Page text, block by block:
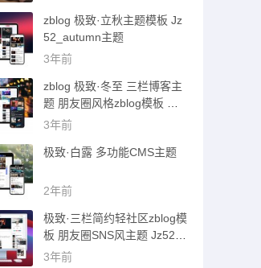
zblog 极致·立秋主题模板 Jz
52_autumn主题
3年前
zblog 极致·冬至 三栏博客主
题 朋友圈风格zblog模板 猪
猪博客主题
3年前
极致·白露 多功能CMS主题
2年前
极致·三栏简约轻社区zblog模
板 朋友圈SNS风主题 Jz52_t
sc主题
3年前